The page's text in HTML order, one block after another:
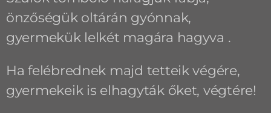
önzőségük oltárán gyónnak,
gyermekük lelkét magára hagyva .
Ha felébrednek majd tetteik végére,
gyermekeik is elhagyták őket, végtére!